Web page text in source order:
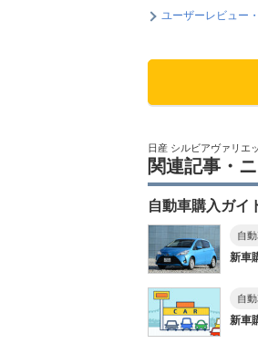
ユーザーレビュー
日産 シルビアヴァリエ
関連記事・
自動車購入ガイ
自
新車
自
新車